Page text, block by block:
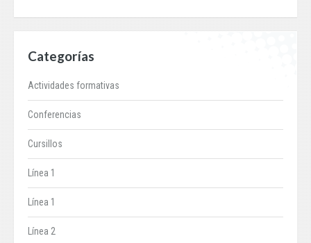
Categorías
Actividades formativas
Conferencias
Cursillos
Línea 1
Línea 1
Línea 2